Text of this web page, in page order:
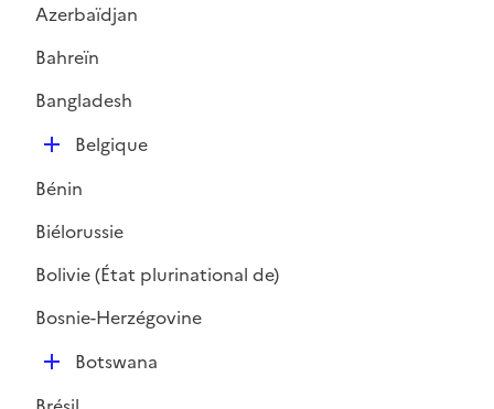
Azerbaïdjan
Bahreïn
Bangladesh
D
p
l
e
Belgique
Bénin
Biélorussie
Bolivie (État plurinational de)
Bosnie-Herzégovine
DBotswana